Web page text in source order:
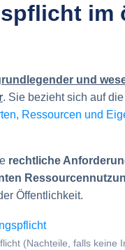
im
und
. Sie bezieht sich auf die
Ressourcen und
rechtliche
Öffentlichkeit.
(Nachteile, falls keine